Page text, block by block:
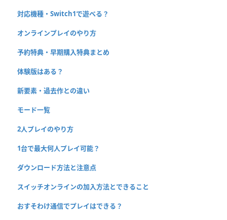
対応機種・Switch1で遊べる？
オンラインプレイのやり方
予約特典・早期購入特典まとめ
体験版はある？
新要素・過去作との違い
モード一覧
2人プレイのやり方
1台で最大何人プレイ可能？
ダウンロード方法と注意点
スイッチオンラインの加入方法とできること
おすそわけ通信でプレイはできる？